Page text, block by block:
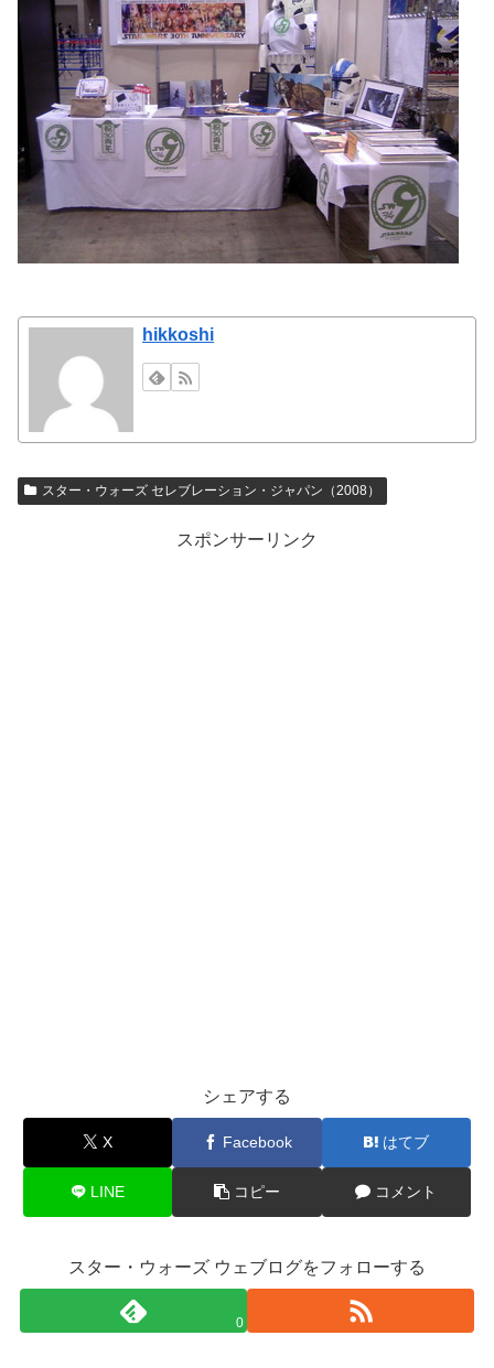
hikkoshi
スター・ウォーズ セレブレーション・ジャパン（2008）
スポンサーリンク
シェアする
X Facebook はてブ
LINE コピー コメント
スター・ウォーズ ウェブログをフォローする
0